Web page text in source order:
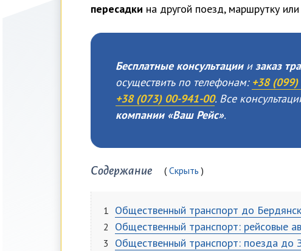
пересадки на другой поезд, маршрутку или
Бесплатные консультацииизаказ
осуществить по телефонам: +38
+38 (073) 00-941-00. Все
компании «Ваш Рейс».
Содержание Скрыть
Общественный транспорт до
Общественный транспорт: рейсовые
Общественный транспорт: поезда до